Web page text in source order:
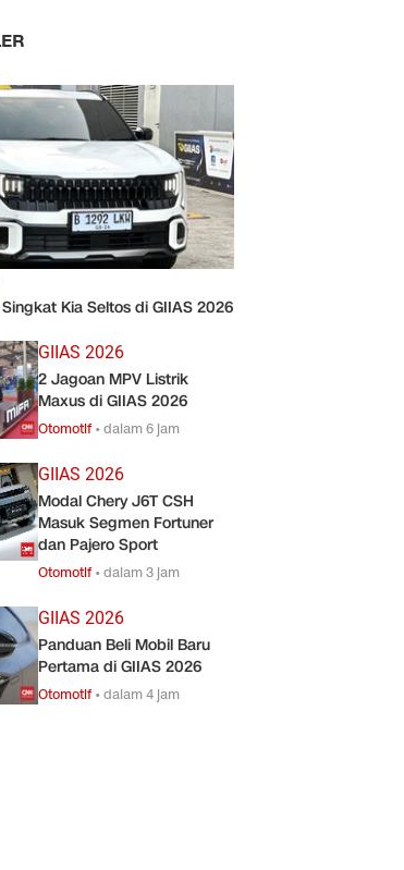
Kia Seltos di GIIAS 2026
GIIAS 2026
2 Jagoan MPV Listrik
Maxus di GIIAS 2026
Otomotif•dalam 6 jam
GIIAS 2026
Modal Chery J6T CSH
Masuk Segmen Fortuner
dan Pajero Sport
Otomotif•dalam 3 jam
GIIAS 2026
Panduan Beli Mobil Baru
Pertama di GIIAS 2026
Otomotif•dalam 4 jam